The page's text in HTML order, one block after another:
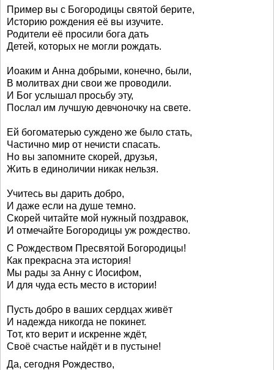
Пример вы с Богородицы святой берите,
Историю рождения её вы изучите.
Родители её просили бога дать
Детей, которых не могли рождать.
Иоаким и Анна добрыми, конечно, были,
В молитвах дни свои же проводили.
И Бог услышал просьбу эту,
Послал им лучшую девчоночку на свете.
Ей богоматерью суждено же было стать,
Частично мир от нечисти спасать.
Но вы запомните скорей, друзья,
Жить в единоличии никак нельзя.
Учитесь вы дарить добро,
И даже если на душе темно.
Скорей читайте мой нужный поздравок,
И отмечайте Богородицы уж рождество.
С Рождеством Пресвятой Богородицы!
Как прекрасна эта история!
Мы рады за Анну с Иосифом,
И для чуда есть место в истории!
Пусть добро в ваших сердцах живёт
И надежда никогда не покинет.
Тот, кто верит и искренне ждёт,
Своё счастье найдёт и в пустыне!
Да, сегодня Рождество,